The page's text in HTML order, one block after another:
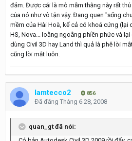
đảm. Được cái là mò mẫm thằng này rất
của nó như vô tận vậy. Đang quen "sống
mềm của Hài Hoà, kể cả có khoá cứng (lại
HS, Nova... loằng ngoằng phiền phức và
dùng Civil 3D hay Land thì quả là phê lòi
cũng lòi mắt luôn.
lamtecco2 856
Đã đăng Tháng 6 28, 2008
quan_gt đã nói: